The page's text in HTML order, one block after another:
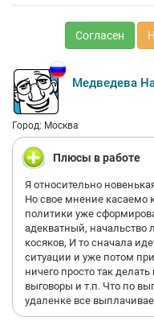
Согласен
Медведева
Город: Москва
Плюсы в работе
Я относительно
Но свое мнение касаемо
политики уже
адекватный, начальство
косяков, И то сначала
ситуации и уже потом
ничего просто так
выговоры и т.п. Что по
удаленке все